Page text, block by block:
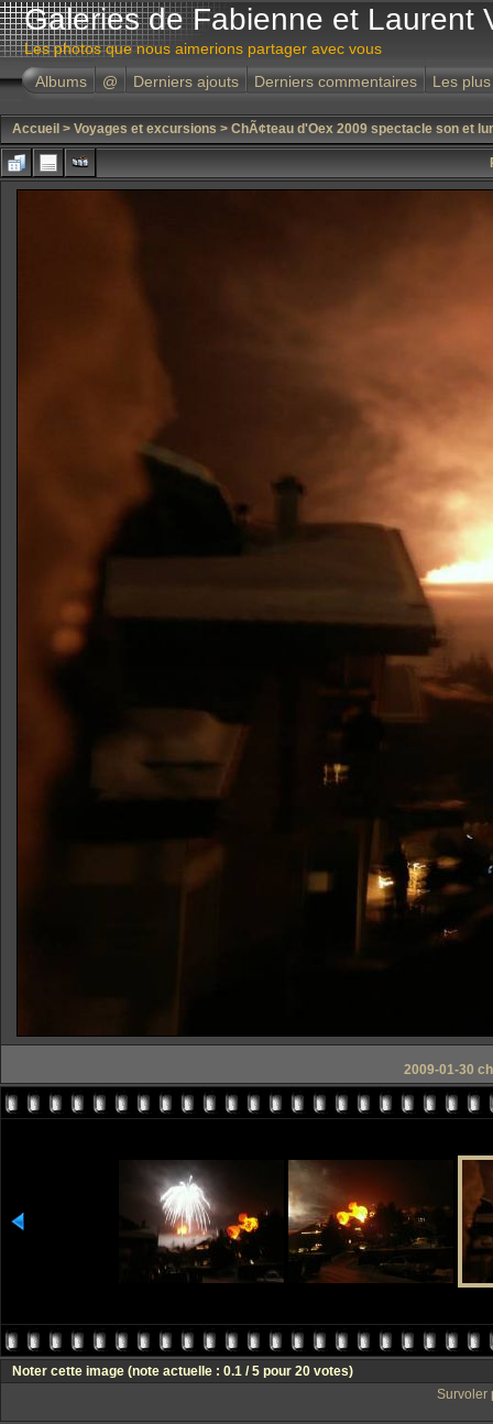
Galeries de Fabienne et Laurent
Les photos que nous aimerions partager avec vous
Albums
@ Derniers ajouts Derniers commentaires Les
Accueil > Voyages et excursions > ChÃ¢teau d'Oex 2009 spectacle son et
2009-01-30
Noter cette image (note actuelle : 0.1 / 5 pour 20 votes)
Survoler